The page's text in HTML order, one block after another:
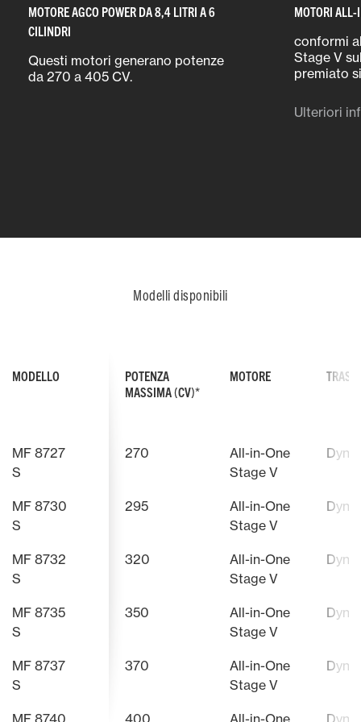
MOTORE AGCO POWER DA 8,4 LITRI A 6
CILINDRI
Questi motori generano potenze
da 270 a 405 CV.
MOTORI ALL-
conformi
Stage V
premiato
un
Ulteriori
Con una capacità di sollevamento
potenza pochi trattori possono
competere con la serie MF 8700 S
attrezzi pesanti.
è
Ulteriori
Modelli disponibili
POTENZA
MASSIMA (CV)*
MOTORE
270
All-in-One
Stage V
295
All-in-One
Stage V
320
All-in-One
Stage V
350
All-in-One
Stage V
370
All-in-One
Stage V
400
All-in-One
MODELLO
MF 8727
S
MF 8730
S
MF 8732
S
MF 8735
S
MF 8737
S
MF 8740